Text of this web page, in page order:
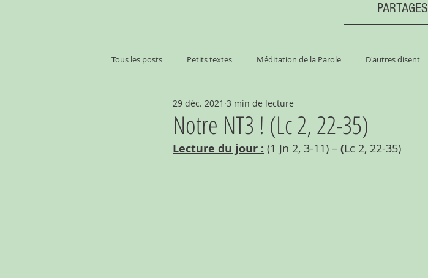
PARTAGES
Tous les posts Petits textes Méditation de la Parole D'autres disent
Notre NT3 ! (Lc 2, 22-35)
29 déc. 2021 3 min de lecture
Lecture du jour : (1 Jn 2, 3-11) – (Lc 2, 22-35)